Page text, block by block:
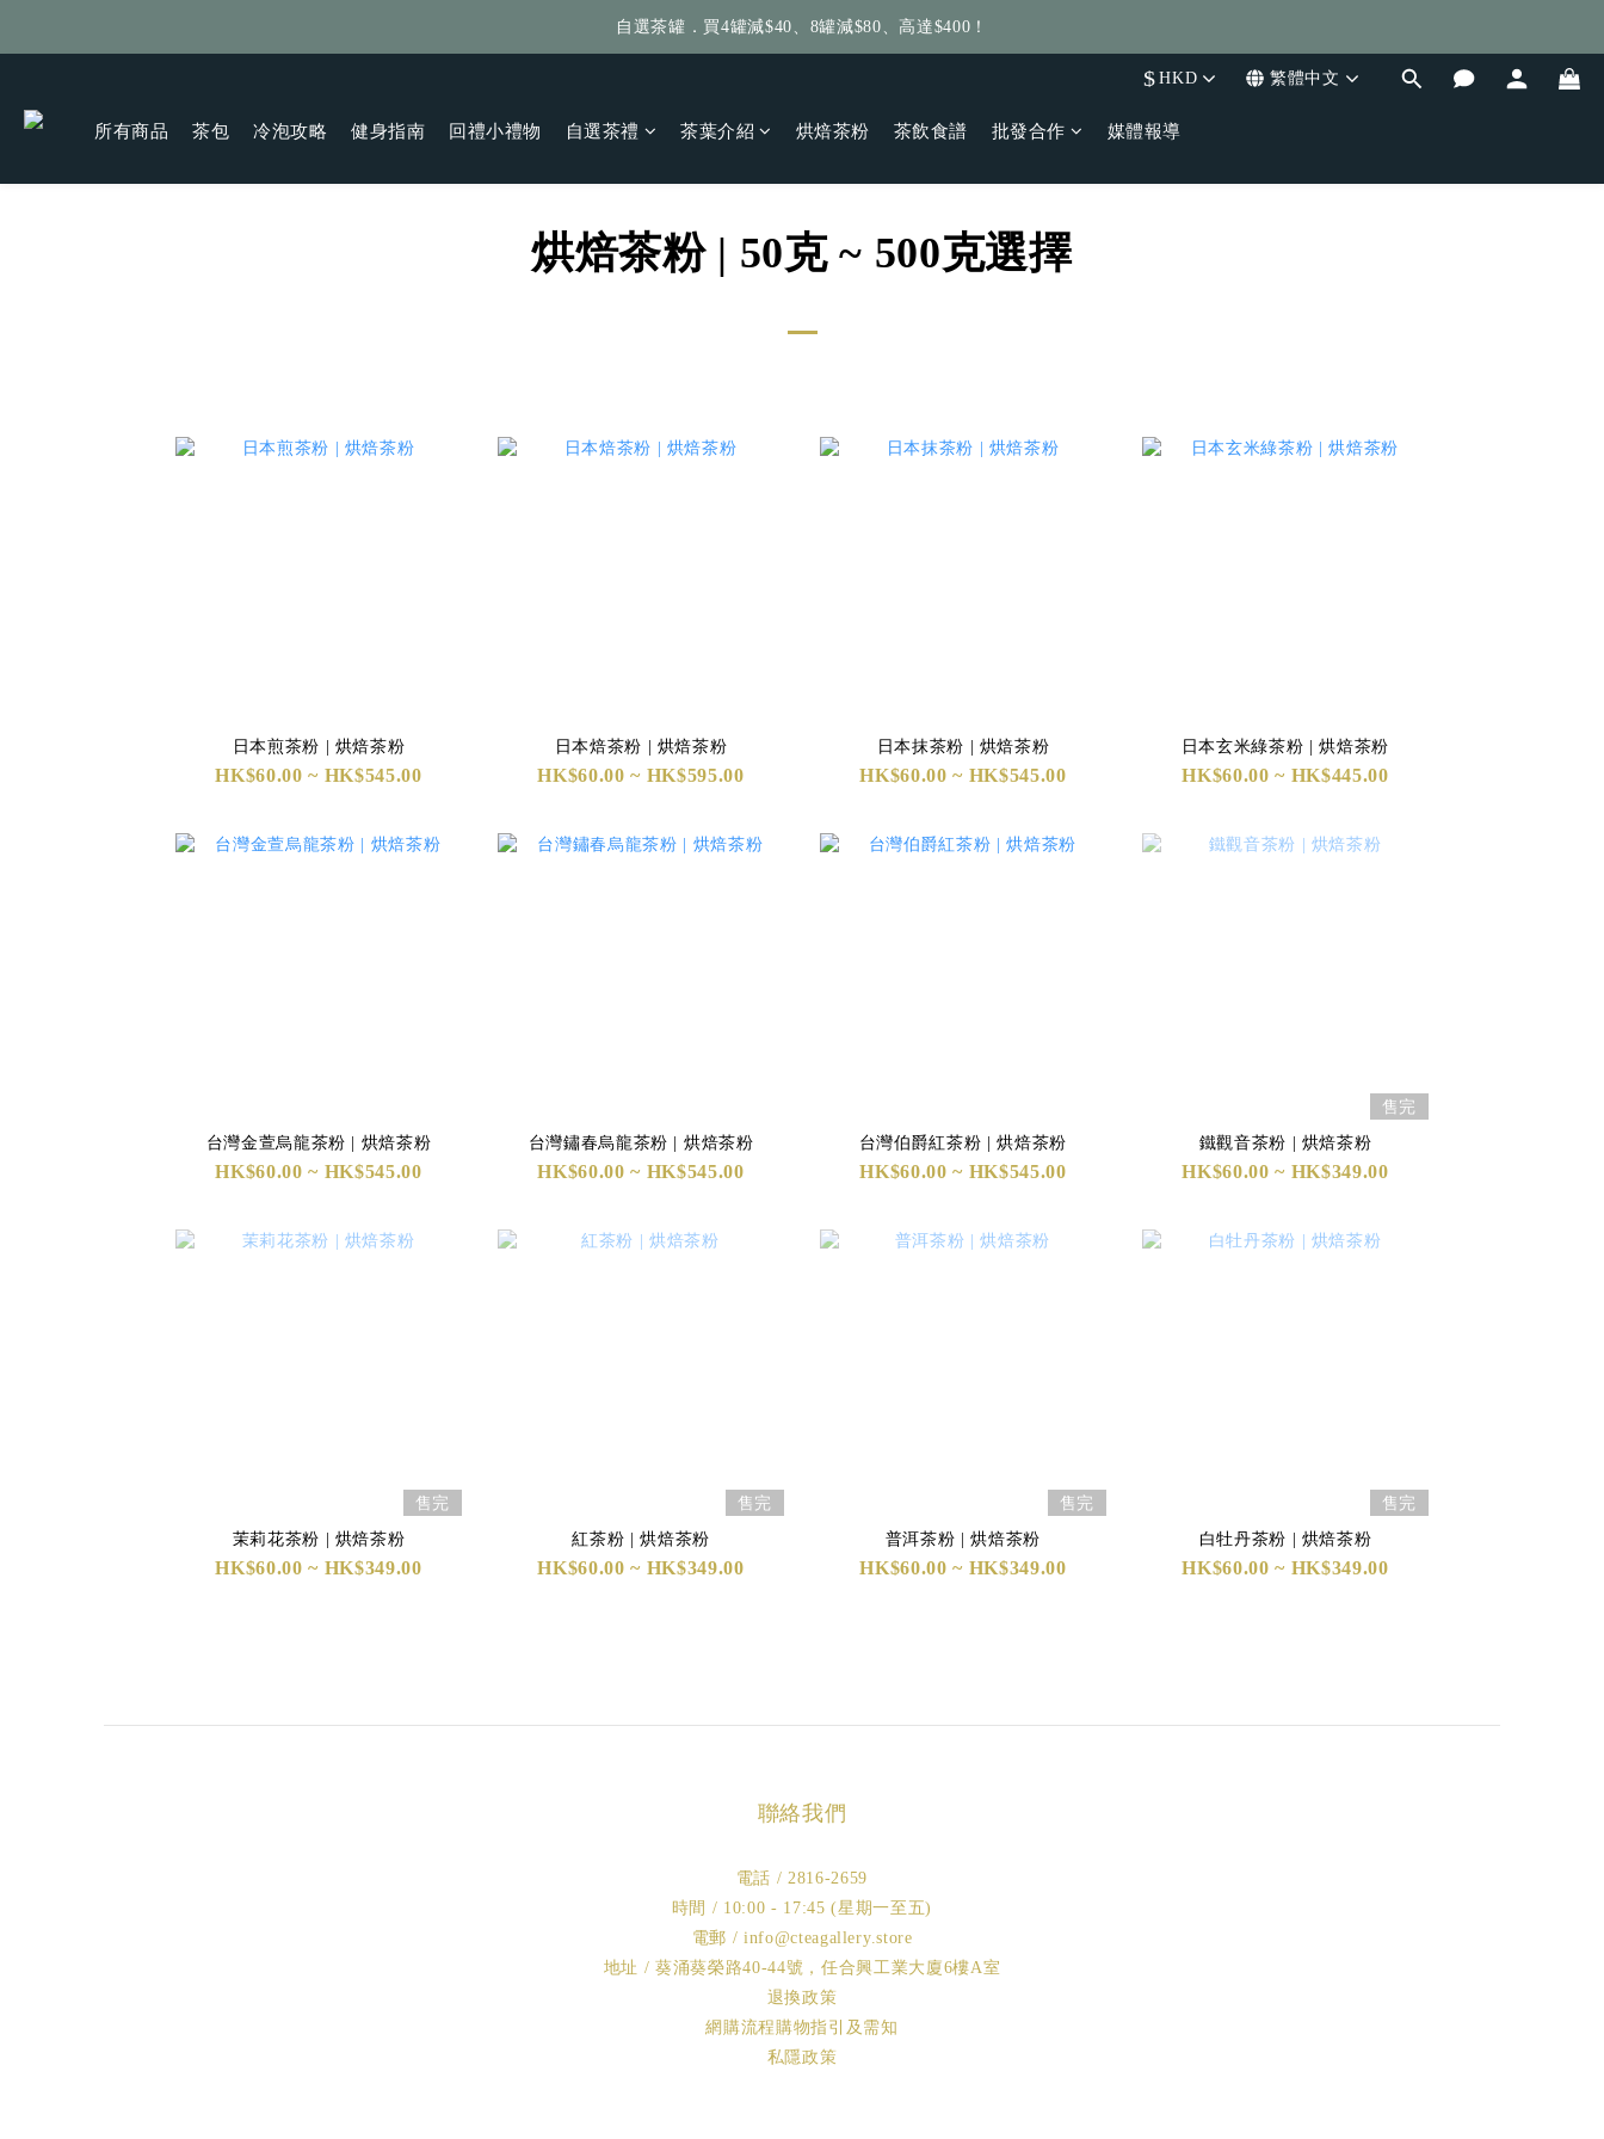
給個訂單好評，立即送你 $5 購物金！
自選茶罐．買4罐減$40、8罐減$80、高達$400！
$ HKD 繁體中文
所有商品 茶包 冷泡攻略 健身指南 回禮小禮物 自選茶禮 茶葉介紹 烘焙茶粉 茶飲食譜 批發合作 媒體報導
烘焙茶粉 | 50克 ~ 500克選擇
日本煎茶粉 | 烘焙茶粉
HK$60.00 ~ HK$545.00
日本焙茶粉 | 烘焙茶粉
HK$60.00 ~ HK$595.00
日本抹茶粉 | 烘焙茶粉
HK$60.00 ~ HK$545.00
日本玄米綠茶粉 | 烘焙茶粉
HK$60.00 ~ HK$445.00
台灣金萱烏龍茶粉 | 烘焙茶粉
HK$60.00 ~ HK$545.00
台灣鏽春烏龍茶粉 | 烘焙茶粉
HK$60.00 ~ HK$545.00
台灣伯爵紅茶粉 | 烘焙茶粉
HK$60.00 ~ HK$545.00
售完
鐵觀音茶粉 | 烘焙茶粉
HK$60.00 ~ HK$349.00
售完
茉莉花茶粉 | 烘焙茶粉
HK$60.00 ~ HK$349.00
售完
紅茶粉 | 烘焙茶粉
HK$60.00 ~ HK$349.00
售完
普洱茶粉 | 烘焙茶粉
HK$60.00 ~ HK$349.00
售完
白牡丹茶粉 | 烘焙茶粉
HK$60.00 ~ HK$349.00
聯絡我們
電話 / 2816-2659
時間 / 10:00 - 17:45 (星期一至五)
電郵 / info@cteagallery.store
地址 / 葵涌葵榮路40-44號，任合興工業大廈6樓A室
退換政策
網購流程購物指引及需知
私隱政策